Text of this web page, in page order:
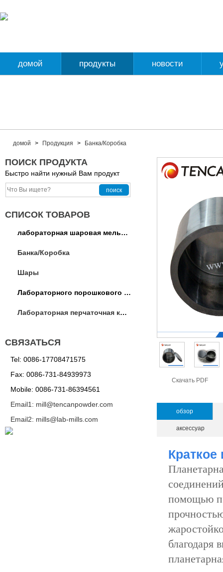
домой продукты новости
домой > Продукция > Банка/Коробка
ПОИСК ПРОДУКТА
Быстро найти нужный Вам продукт
СПИСОК ТОВАРОВ
лабораторная шаровая мельница
Банка/Коробка
Шары
Лабораторного порошкового оборудования
Лабораторная перчаточная коробка / операции коробка
СВЯЗАТЬСЯ
Tel: 0086-17708471575
Fax: 0086-731-84939973
Mobile: 0086-731-86394561
Email1: mill@tencanpowder.com
Email2: mills@lab-mills.com
Скачать PDF
обзор
аксессуар
Краткое
помощью
благодаря